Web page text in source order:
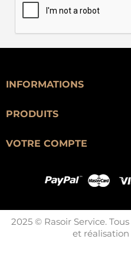
INFORMATIONS
PRODUITS
VOTRE COMPTE
2025 © Rasoir Service.
et réalisation